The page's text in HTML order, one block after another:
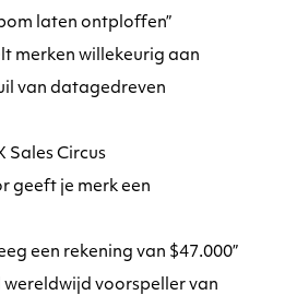
laten ontploffen”
merken willekeurig aan
van datagedreven
Sales Circus
geeft je merk een
een rekening van $47.000”
voorspeller van